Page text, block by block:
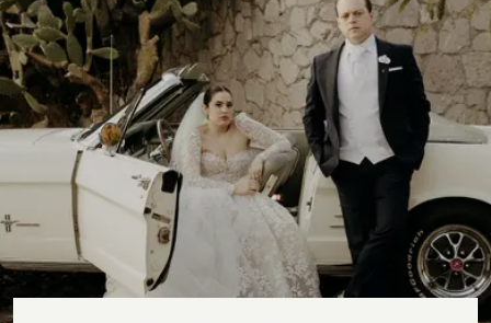
Acerca
Blog
Contacto
ES